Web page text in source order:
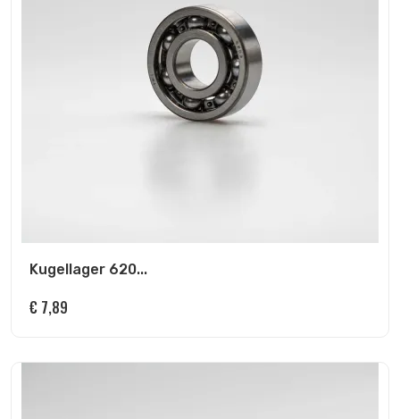
Kugellager 620...
€ 7,89